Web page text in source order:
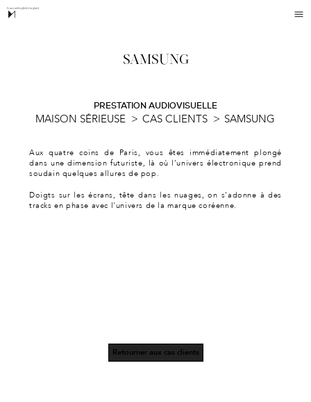
Français English Anglais
SAMSUNG
PRESTATION AUDIOVISUELLE
MAISON SÉRIEUSE > CAS CLIENTS > SAMSUNG
Aux quatre coins de Paris, vous êtes immédiatement plongé
dans une dimension futuriste, là où l’univers électronique prend
soudain quelques allures de pop.
Doigts sur les écrans, tête dans les nuages, on s’adonne à des
tracks en phase avec l’univers de la marque coréenne.
Retourner aux cas clients